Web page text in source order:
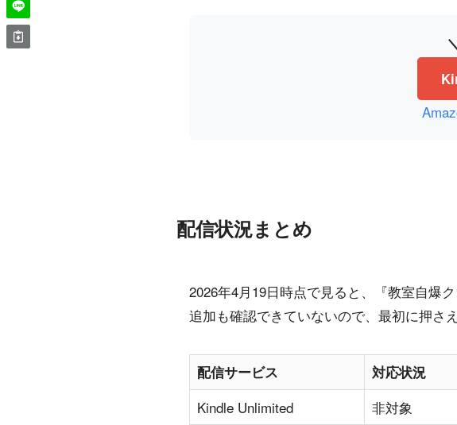
配信状況まとめ
2026年4月19日時点で見ると、『教室自爆
追加も確認できていないので、最初に押さ
配信サービス 対応状況
Kindle Unlimited 非対象